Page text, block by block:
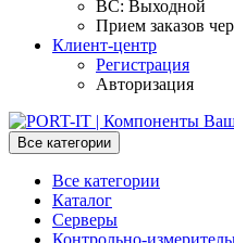
ВС: Выходной
Прием заказов
Клиент-центр
Регистрация
Авторизация
Все категории
Все категории
Каталог
Серверы
Контрольно-